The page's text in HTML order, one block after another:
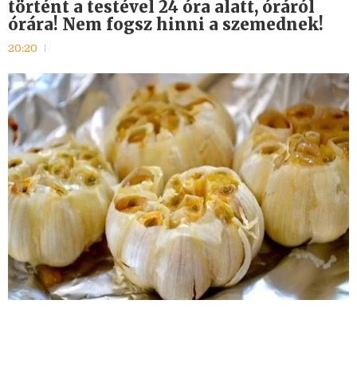
történt a testével 24 óra alatt, óráról
órára! Nem fogsz hinni a szemednek!
20:20